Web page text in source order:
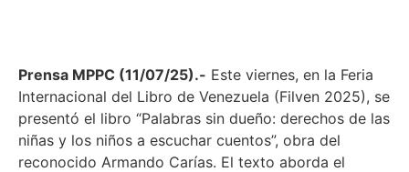
Prensa MPPC (11/07/25).- Este viernes, en la Feria
Internacional del Libro de Venezuela (Filven 2025), se
presentó el libro “Palabras sin dueño: derechos de las
niñas y los niños a escuchar cuentos”, obra del
reconocido Armando Carías. El texto aborda el